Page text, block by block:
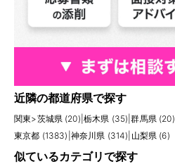
近隣の都道府県で探す
関東>茨城県 (20) 栃木県 (35) |群馬県 (20)
東京都 (1383) 神奈川県 (314) 山梨県 (6)
似ているカテゴリで探す